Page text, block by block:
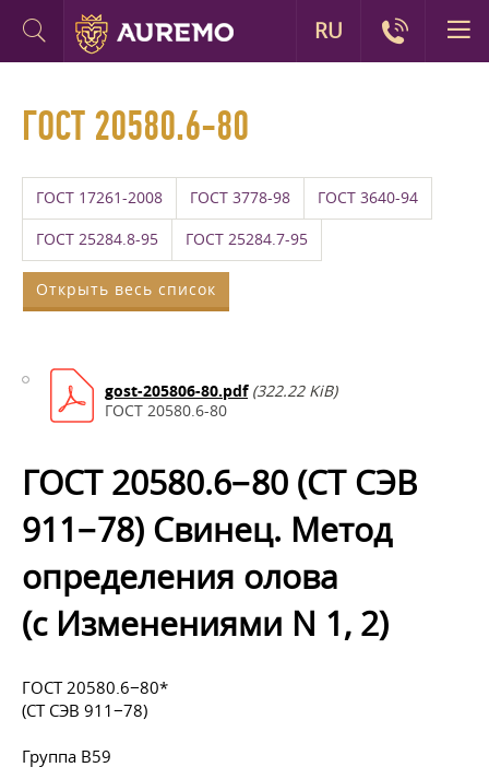
ГОСТ 20580.6-80
ГОСТ 17261-2008 ГОСТ 3778-98 ГОСТ 3640-94
ГОСТ 25284.8-95 ГОСТ 25284.7-95
Открыть весь список
gost-205806-80.pdf (322.22 KiB)
ГОСТ 20580.6-80
ГОСТ 20580.6−80 (СТ СЭВ
911−78) Свинец. Метод
определения олова
(с Изменениями N 1, 2)
ГОСТ 20580.6−80*
(СТ СЭВ 911−78)
Группа В59
RU